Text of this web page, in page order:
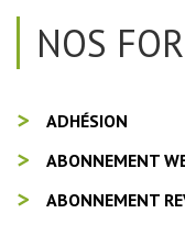
NOS
ADHÉSION
ABONNEMENT
ABONNEMENT